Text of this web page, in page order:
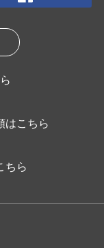
はこちら
ちら